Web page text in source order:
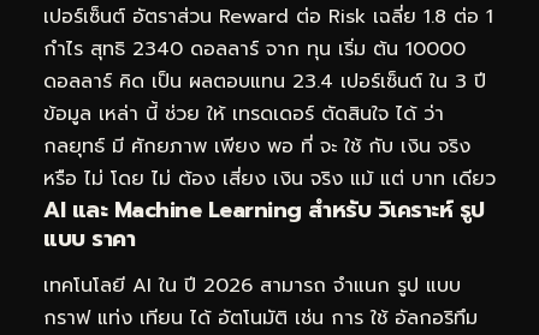
เปอร์เซ็นต์ อัตราส่วน Reward ต่อ Risk เฉลี่ย 1.8 ต่อ 1
กำไร สุทธิ 2340 ดอลลาร์ จาก ทุน เริ่ม ต้น 10000
ดอลลาร์ คิด เป็น ผลตอบแทน 23.4 เปอร์เซ็นต์ ใน 3 ปี
ข้อมูล เหล่า นี้ ช่วย ให้ เทรดเดอร์ ตัดสินใจ ได้ ว่า
กลยุทธ์ มี ศักยภาพ เพียง พอ ที่ จะ ใช้ กับ เงิน จริง
หรือ ไม่ โดย ไม่ ต้อง เสี่ยง เงิน จริง แม้ แต่ บาท เดียว
AI และ Machine Learning สำหรับ วิเคราะห์ รูป
แบบ ราคา
เทคโนโลยี AI ใน ปี 2026 สามารถ จำแนก รูป แบบ
กราฟ แท่ง เทียน ได้ อัตโนมัติ เช่น การ ใช้ อัลกอริทึม